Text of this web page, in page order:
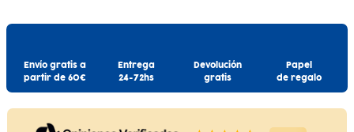
Envío gratis a
partir de 60€
Entrega
24-72hs
Devolución
gratis
Papel
de regalo